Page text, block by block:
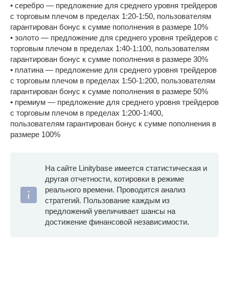
• серебро — предложение для среднего уровня трейдеров
с торговым плечом в пределах 1:20-1:50, пользователям
гарантирован бонус к сумме пополнения в размере 10%
• золото — предложение для среднего уровня трейдеров с
торговым плечом в пределах 1:40-1:100, пользователям
гарантирован бонус к сумме пополнения в размере 30%
• платина — предложение для среднего уровня трейдеров
с торговым плечом в пределах 1:50-1:200, пользователям
гарантирован бонус к сумме пополнения в размере 50%
• премиум — предложение для среднего уровня трейдеров
с торговым плечом в пределах 1:200-1:400,
пользователям гарантирован бонус к сумме пополнения в
размере 100%
На сайте Linitybase имеется статистическая и
другая отчетности, котировки в режиме
реального времени. Проводится анализ
стратегий. Пользование каждым из
предложений увеличивает шансы на
достижение финансовой независимости.